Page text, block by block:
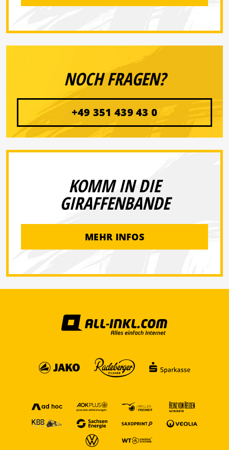
NOCH FRAGEN?
+49 351 439 43 0
KOMM IN DIE
GIRAFFENBANDE
MEHR INFOS